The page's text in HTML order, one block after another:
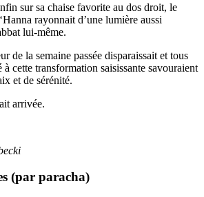
sur sa chaise favorite au dos droit, le
rayonnait d’une lumière aussi
lui-même.
de la semaine passée disparaissait et tous
à cette transformation saisissante savouraient
et de sérénité.
arrivée.
(par paracha)